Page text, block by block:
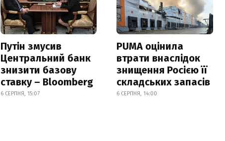
Путін змусив
Центральний банк
знизити базову
ставку – Bloomberg
6 СЕРПНЯ, 15:07
PUMA оцінила
втрати внаслідок
знищення Росією її
складських запасів
6 СЕРПНЯ, 14:00